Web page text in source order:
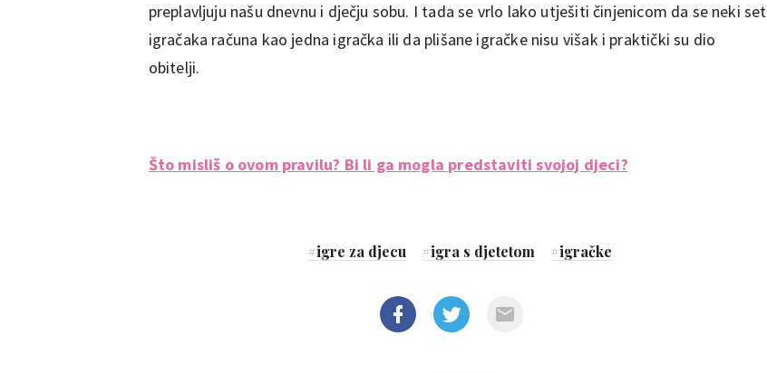
preplavljuju našu dnevnu i dječju sobu. I tada se vrlo lako utješiti činjenicom da se neki set
igračaka računa kao jedna igračka ili da plišane igračke nisu višak i praktički su dio
obitelji.
Što misliš o ovom pravilu? Bi li ga mogla predstaviti svojoj djeci?
#igre za djecu #igra s djetetom #igračke